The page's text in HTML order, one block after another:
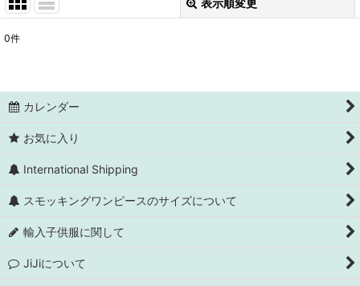
表示順変更
並び順:
0件
カレンダー
お気に入り
International Shipping
スモッキングワンピースのサイズについて
輸入子供服に関して
JiJiについて